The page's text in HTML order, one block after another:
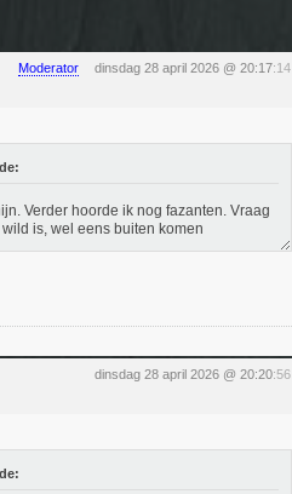
Moderator dinsdag 28 april 2026 @ 20:17:14
Verder hoorde ik nog fazanten. Vraag
is, wel eens buiten komen
dinsdag 28 april 2026 @ 20:20:56